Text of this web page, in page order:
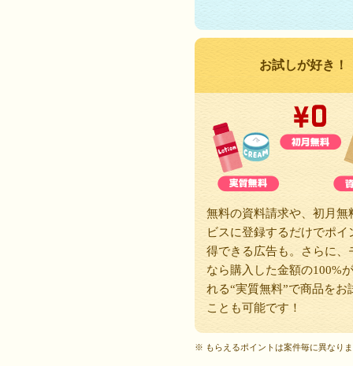
お試しが好き！
無料の資料請求や、初月無
ビスに登録するだけでポイ
得できる広告も。さらに、
なら購入した金額の100%
れる“実質無料”で商品をお
ことも可能です！
※ もらえるポイントは案件毎に異なり